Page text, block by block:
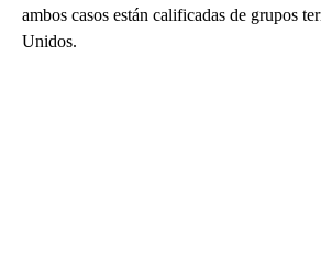
ambos casos están calificadas de grupos
Unidos.